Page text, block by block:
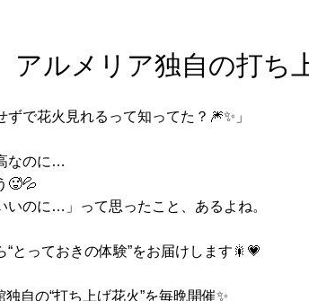
アルメリア独自の打ち
で花火見れるって知ってた？🎆✨」
なのに…
🥵💦
いのに…」って思ったこと、あるよね。
とっておきの体験”をお届けします🎇💗
自の“打ち上げ花火”を毎晩開催✨